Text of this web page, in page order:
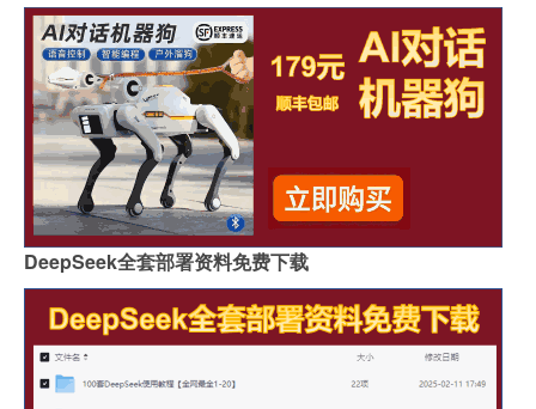
DeepSeek全套部署资料免费下载